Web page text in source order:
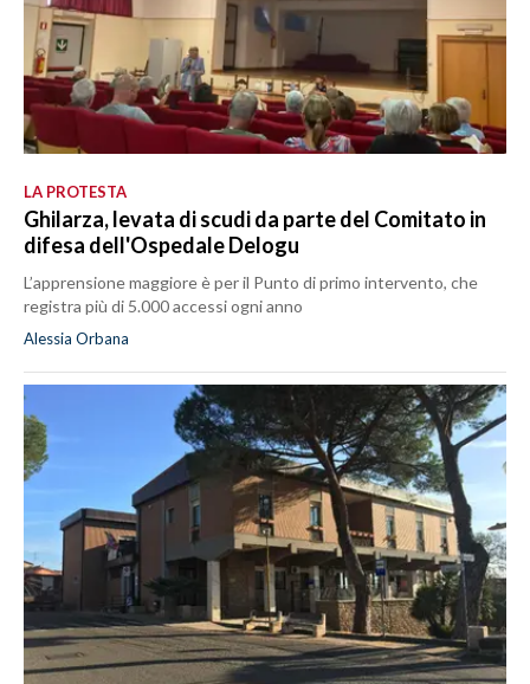
LA PROTESTA
Ghilarza, levata di scudi da parte del Comitato in
difesa dell'Ospedale Delogu
L’apprensione maggiore è per il Punto di primo intervento, che
registra più di 5.000 accessi ogni anno
Alessia Orbana